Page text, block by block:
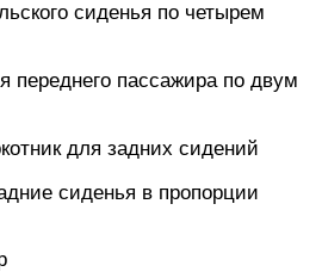
сиденья по четырем
переднего пассажира по двум
для задних сидений
сиденья в пропорции